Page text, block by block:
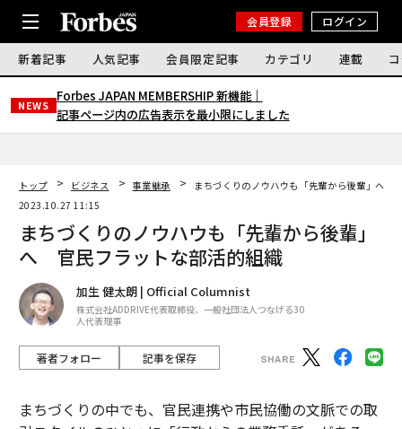
会員登録 ログイン
新着記事 人気記事 会員限定記事 カテゴリ 連載
NEWS
Forbes JAPAN MEMBERSHIP 新機能｜
記事ページ内の広告表示を最小限にしました
トップ ビジネス 事業継承
まちづくりのノウハウも「先輩から後輩」へ
2023.10.27 11:15
まちづくりのノウハウも「先輩から後輩」
へ 官民フラットな部活的組織
加生 健太朗 | Official Columnist
株式会社ADDRIVE代表取締役、一般社団法人つなげる30
人代表理事
著者フォロー 記事を保存
まちづくりの中でも、官民連携や市民協働の文脈での取